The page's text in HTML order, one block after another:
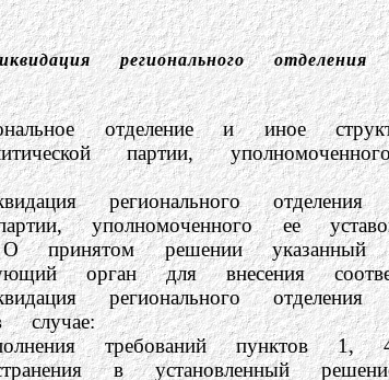
регионального
и иное структурное
партии,
отделения и
уполномоченного ее
О принятом решении
орган для внесения
отделения и
случае:
пунктов 1, 4 и
решением